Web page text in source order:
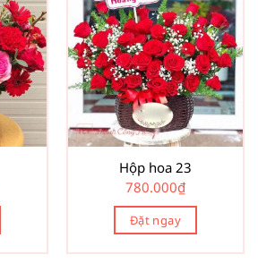
Hộp hoa 23
780.000₫
Đặt ngay